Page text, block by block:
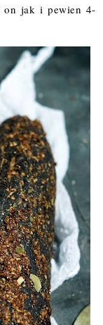
on jak i pewien 4-